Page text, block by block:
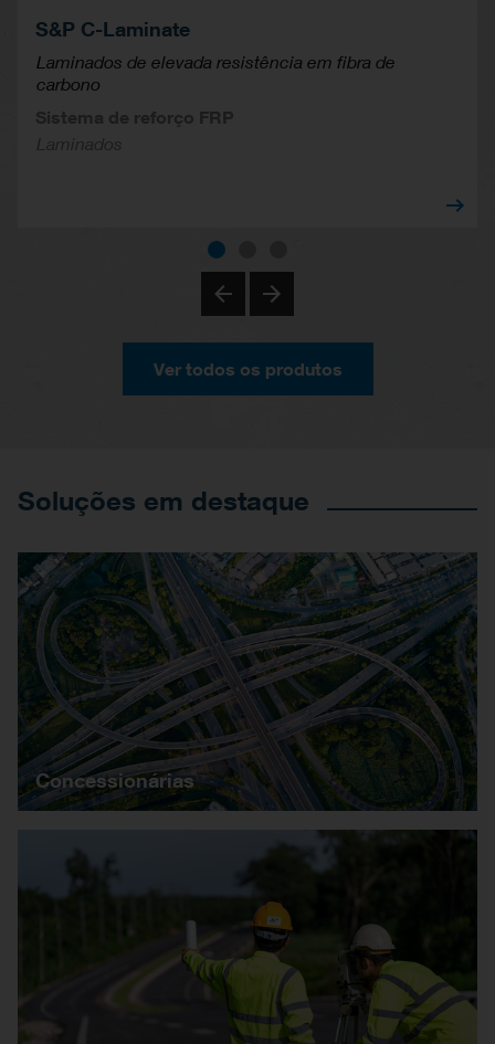
S&P C-Laminate
Laminados de elevada resistência em fibra de
carbono
Sistema de reforço FRP
Laminados
Ver todos os produtos
Soluções em destaque
Concessionárias